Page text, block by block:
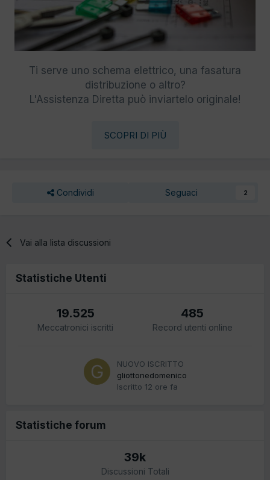
Ti serve uno schema elettrico, una fasatura
distribuzione o altro?
L'Assistenza Diretta può inviartelo originale!
SCOPRI DI PIÙ
Condividi Seguaci 2
Vai alla lista discussioni
Statistiche Utenti
19.525
Meccatronici iscritti
485
Record utenti online
NUOVO ISCRITTO
gliottonedomenico
Iscritto 12 ore fa
Statistiche forum
39k
Discussioni Totali